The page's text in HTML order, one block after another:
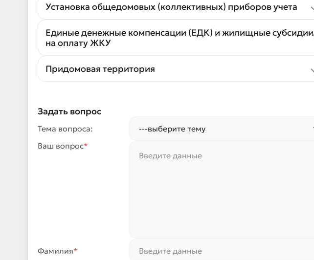
Установка общедомовых (коллективных) приборов учета
Единые денежные компенсации (ЕДК) и жилищные субсидии
на оплату ЖКУ
Придомовая территория
Задать вопрос
Тема вопроса:
Ваш вопрос*
Фамилия*